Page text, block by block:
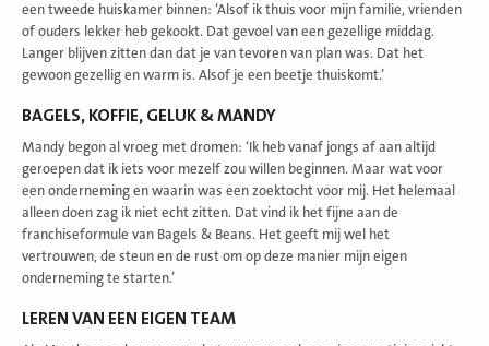
een tweede huiskamer binnen: ‘Alsof ik thuis voor mijn familie, vrienden
of ouders lekker heb gekookt. Dat gevoel van een gezellige middag.
Langer blijven zitten dan dat je van tevoren van plan was. Dat het
gewoon gezellig en warm is. Alsof je een beetje thuiskomt.’
BAGELS, KOFFIE, GELUK & MANDY
Mandy begon al vroeg met dromen: ‘Ik heb vanaf jongs af aan altijd
geroepen dat ik iets voor mezelf zou willen beginnen. Maar wat voor
een onderneming en waarin was een zoektocht voor mij. Het helemaal
alleen doen zag ik niet echt zitten. Dat vind ik het fijne aan de
franchiseformule van Bagels & Beans. Het geeft mij wel het
vertrouwen, de steun en de rust om op deze manier mijn eigen
onderneming te starten.’
LEREN VAN EEN EIGEN TEAM